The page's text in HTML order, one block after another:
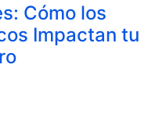
Cómo los
Impactan tu